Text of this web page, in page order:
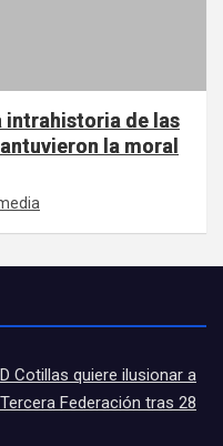
intrahistoria de las
la moral
Cotillas quiere ilusionar a
Federación tras 28